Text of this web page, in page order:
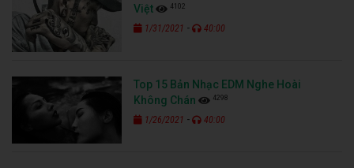
Việt
4102
1/31/2021 - 40:00
Top 15 Bản Nhạc EDM Nghe Hoài
Không Chán
4298
1/26/2021 - 40:00